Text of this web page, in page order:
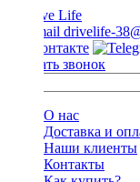
drivelife-
Заказать звонок
О нас
Доставка и
Наши клиенты
Контакты